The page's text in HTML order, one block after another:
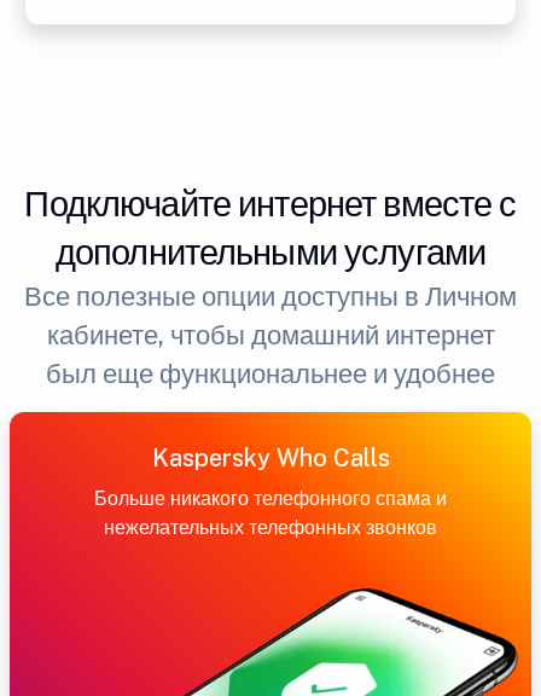
Подключайте интернет вместе с
дополнительными услугами
Все полезные опции доступны в Личном
кабинете, чтобы домашний интернет
был еще функциональнее и удобнее
Kaspersky Who Calls
Больше никакого телефонного спама и
нежелательных телефонных звонков